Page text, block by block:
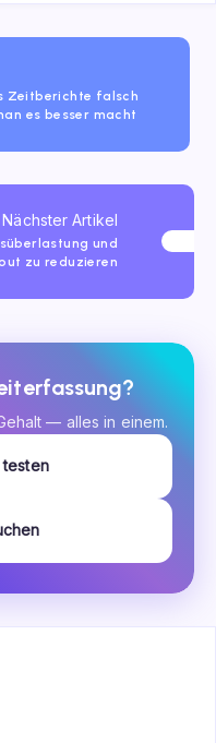
Zeitberichte falsch
es besser macht
Nächster Artikel
und
zu reduzieren
— alles in einem.
testen